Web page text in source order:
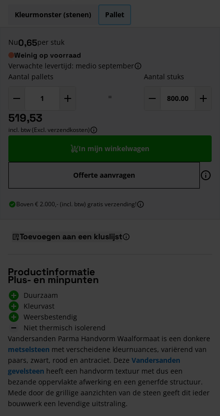
Kleurmonster (stenen) Pallet
Nu0,65per stuk
Weinig op voorraad
Verwachte levertijd: medio september
Aantal pallets
=
Aantal stuks
519,53
incl. btw (Excl. verzendkosten)
In mijn winkelwagen
Offerte aanvragen
Boven € 2.000,- (incl. btw) gratis verzending!
Toevoegen aan een kluslijst
Productinformatie
Plus- en minpunten
Duurzaam
Kleurvast
Weersbestendig
Niet thermisch isolerend
Vandersanden Parma Handvorm Waalformaat is een donkere
metselsteen met verscheidene kleurnuances, variërend van
paars, zwart, rood en antraciet. Deze Vandersanden
gevelsteen heeft een handvorm textuur met dus een
bezande oppervlakte afwerking en een generfde structuur.
Mede door de grillige aanzichten van de steen geeft dit ieder
bouwwerk een levendige uitstraling.